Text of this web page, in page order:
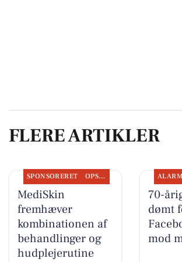
FLERE ARTIKLER
SPONSORERET OPSLAGSTAVLEN
MediSkin
fremhæver
kombinationen af
behandlinger og
hudplejerutine
70-
dømt
mod